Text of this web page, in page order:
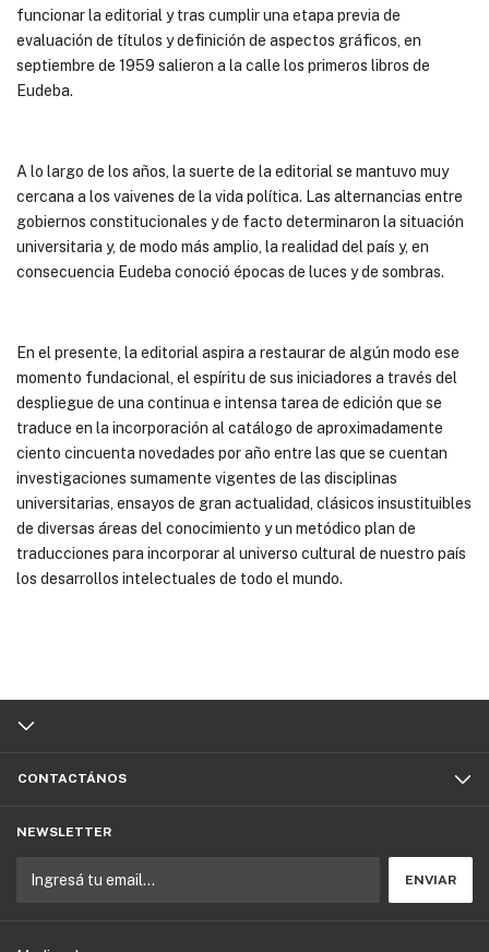
funcionar la editorial y tras cumplir una etapa previa de
evaluación de títulos y definición de aspectos gráficos, en
septiembre de 1959 salieron a la calle los primeros libros de
Eudeba.
A lo largo de los años, la suerte de la editorial se mantuvo muy
cercana a los vaivenes de la vida política. Las alternancias entre
gobiernos constitucionales y de facto determinaron la situación
universitaria y, de modo más amplio, la realidad del país y, en
consecuencia Eudeba conoció épocas de luces y de sombras.
En el presente, la editorial aspira a restaurar de algún modo ese
momento fundacional, el espíritu de sus iniciadores a través del
despliegue de una continua e intensa tarea de edición que se
traduce en la incorporación al catálogo de aproximadamente
ciento cincuenta novedades por año entre las que se cuentan
investigaciones sumamente vigentes de las disciplinas
universitarias, ensayos de gran actualidad, clásicos insustituibles
de diversas áreas del conocimiento y un metódico plan de
traducciones para incorporar al universo cultural de nuestro país
los desarrollos intelectuales de todo el mundo.
CONTACTÁNOS
NEWSLETTER